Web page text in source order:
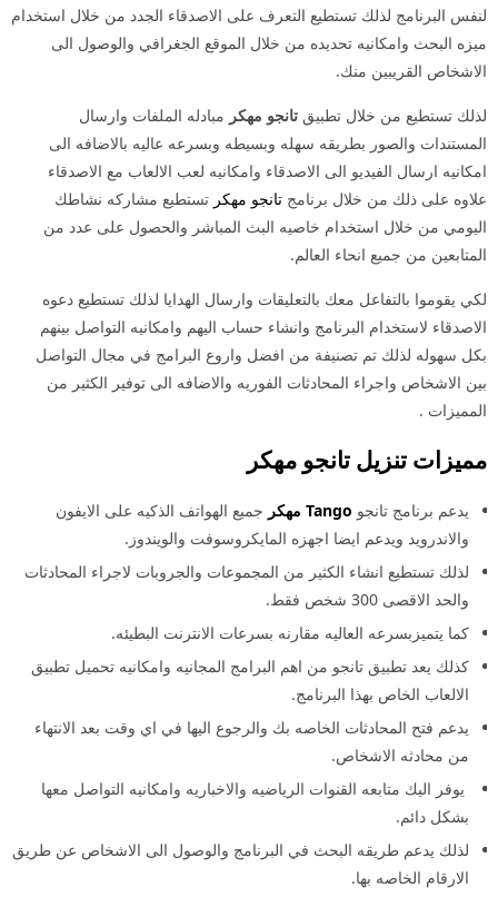
لنفس البرنامج لذلك تستطيع التعرف على الاصدقاء الجدد من خلال استخدام
ميزه البحث وامكانيه تحديده من خلال الموقع الجغرافي والوصول الى
الاشخاص القريبين منك.
لذلك تستطيع من خلال تطبيق تانجو مهكر مبادله الملفات وارسال
المستندات والصور بطريقه سهله وبسيطه وبسرعه عاليه بالاضافه الى
امكانيه ارسال الفيديو الى الاصدقاء وامكانيه لعب الالعاب مع الاصدقاء
علاوه على ذلك من خلال برنامج تانجو مهكر تستطيع مشاركه نشاطك
اليومي من خلال استخدام خاصيه البث المباشر والحصول على عدد من
المتابعين من جميع انحاء العالم.
لكي يقوموا بالتفاعل معك بالتعليقات وارسال الهدايا لذلك تستطيع دعوه
الاصدقاء لاستخدام البرنامج وانشاء حساب اليهم وامكانيه التواصل بينهم
بكل سهوله لذلك تم تصنيفة من افضل واروع البرامج في مجال التواصل
بين الاشخاص واجراء المحادثات الفوريه والاضافه الى توفير الكثير من
المميزات .
مميزات تنزيل تانجو مهكر
يدعم برنامج تانجو Tango مهكر
جميع الهواتف الذكيه على الايفون
والاندرويد ويدعم ايضا اجهزه المايكروسوفت والويندوز.
لذلك تستطيع انشاء الكثير من المجموعات والجروبات لاجراء المحادثات
والحد الاقصى 300 شخص فقط.
كما يتميزبسرعه العاليه مقارنه بسرعات الانترنت البطيئه.
كذلك يعد تطبيق تانجو من اهم البرامج المجانيه وامكانيه تحميل تطبيق
الالعاب الخاص بهذا البرنامج.
يدعم فتح المحادثات الخاصه بك والرجوع اليها في اي وقت بعد الانتهاء
من محادثه الاشخاص.
يوفر اليك متابعه القنوات الرياضيه والاخباريه وامكانيه التواصل معها
بشكل دائم.
لذلك يدعم طريقه البحث في البرنامج والوصول الى الاشخاص عن طريق
الارقام الخاصه بها.